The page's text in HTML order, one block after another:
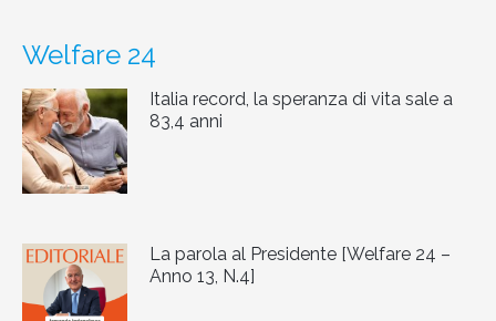
Welfare 24
Italia record, la speranza di vita sale a
83,4 anni
La parola al Presidente [Welfare 24 –
Anno 13, N.4]